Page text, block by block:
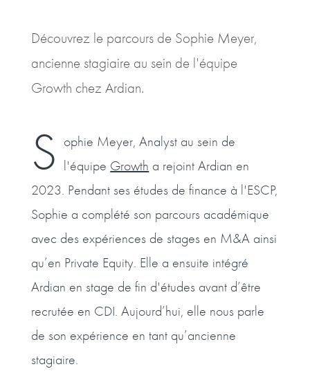
Découvrez le parcours de Sophie Meyer,
ancienne stagiaire au sein de l'équipe
Growth chez Ardian.
S ophie Meyer, Analyst au sein de
l'équipe Growth a rejoint Ardian en
2023. Pendant ses études de finance à l'ESCP,
Sophie a complété son parcours académique
avec des expériences de stages en M&A ainsi
qu’en Private Equity. Elle a ensuite intégré
Ardian en stage de fin d'études avant d’être
recrutée en CDI. Aujourd’hui, elle nous parle
de son expérience en tant qu’ancienne
stagiaire.